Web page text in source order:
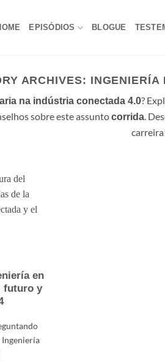
EPISÓDIOS BLOGUE
ARCHIVES: INGENIERÍA
na indústria conectada 4.0?
sobre este assuntocorrida.
en
futuro y
Ingeniería